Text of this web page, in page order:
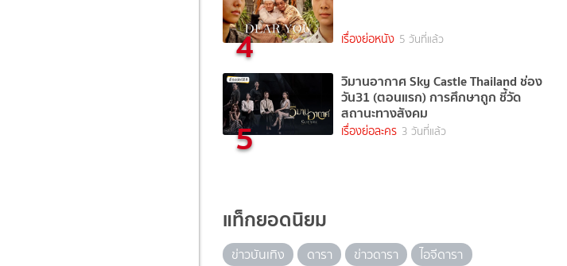
4 เรื่องย่อหนัง 5 วันที่แล้ว
5
วิมานอากาศ Sky Castle Thailand ช่อง
วัน31 (ตอนแรก) การศึกษาถูก ชี้วัด
สถานะทางสังคม
เรื่องย่อละคร 3 วันที่แล้ว
แท็กยอดนิยม
ข่าวบันเทิง ดารา ข่าวดารา
ไอจีดารา